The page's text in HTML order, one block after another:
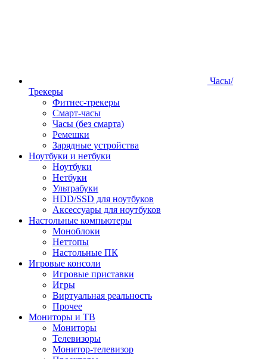
Часы/
Трекеры
Фитнес-трекеры
Смарт-часы
Часы (без смарта)
Ремешки
Зарядные устройства
Ноутбуки и нетбуки
Ноутбуки
Нетбуки
Ультрабуки
HDD/SSD для ноутбуков
Аксессуары для ноутбуков
Настольные компьютеры
Моноблоки
Неттопы
Настольные ПК
Игровые консоли
Игровые приставки
Игры
Виртуальная реальность
Прочее
Мониторы и ТВ
Мониторы
Телевизоры
Монитор-телевизор